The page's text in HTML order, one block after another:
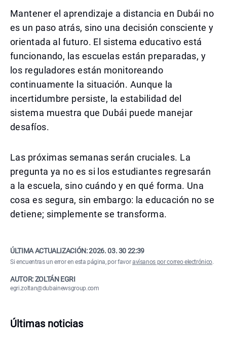
Mantener el aprendizaje a distancia en Dubái no
es un paso atrás, sino una decisión consciente y
orientada al futuro. El sistema educativo está
funcionando, las escuelas están preparadas, y
los reguladores están monitoreando
continuamente la situación. Aunque la
incertidumbre persiste, la estabilidad del
sistema muestra que Dubái puede manejar
desafíos.
Las próximas semanas serán cruciales. La
pregunta ya no es si los estudiantes regresarán
a la escuela, sino cuándo y en qué forma. Una
cosa es segura, sin embargo: la educación no se
detiene; simplemente se transforma.
ÚLTIMA ACTUALIZACIÓN:2026. 03. 30 22:39
Si encuentras un error en esta página, por favoravísanos por correo electrónico.
AUTOR: ZOLTÁN EGRI
egri.zoltan@dubainewsgroup.com
Últimas noticias